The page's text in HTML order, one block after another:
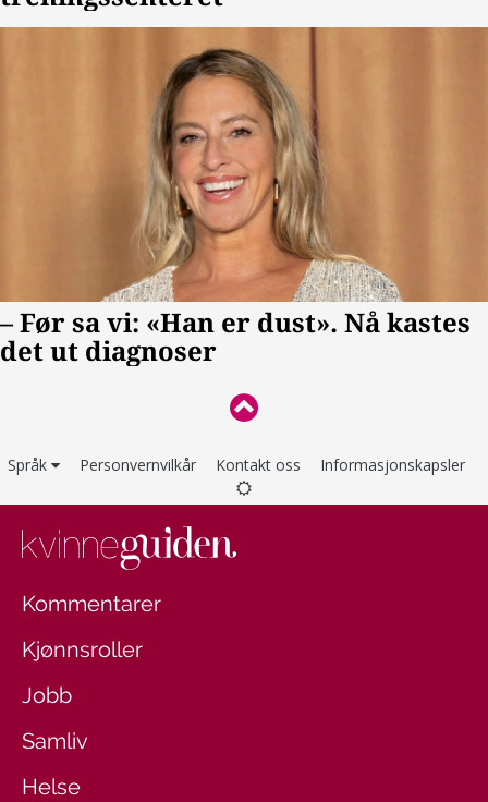
Språk Personvernvilkår Kontakt oss Informasjonskapsler
Kommentarer
Kjønnsroller
Jobb
Samliv
Helse